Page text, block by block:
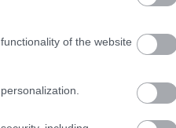
of the website
την